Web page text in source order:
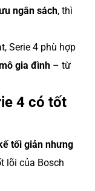
ngân sách, thì
Serie 4 phù hợp
gia đình – từ
4 có tốt
tối giản nhưng
lõi của Bosch